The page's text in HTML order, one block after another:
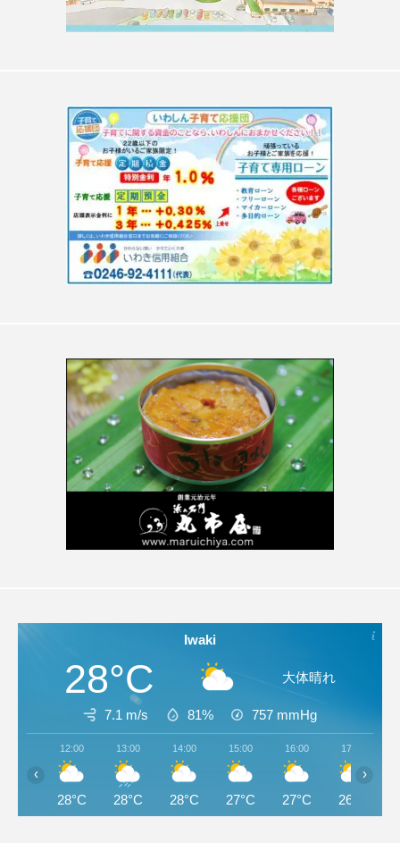
Iwaki
28°C 大体晴れ
7.1 m/s 81% 757 mmHg
12:00
28°C
13:00
28°C
14:00
28°C
15:00
27°C
16:00
27°C
17:00
26°C
‹ ›